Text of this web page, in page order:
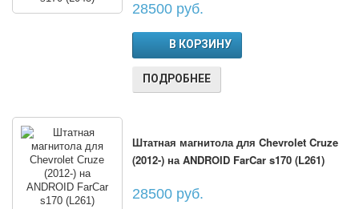
28500 руб.
В КОРЗИНУ
ПОДРОБНЕЕ
Штатная магнитола для Chevrolet Cruze
(2012-) на ANDROID FarCar s170 (L261)
28500 руб.